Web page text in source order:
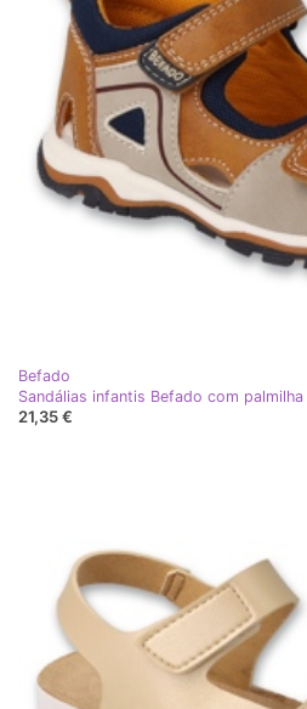
Befado
21,35 €